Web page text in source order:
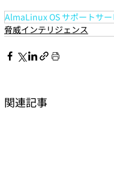
AlmaLinux OS サポートサー
脅威インテリジェンス
関連記事